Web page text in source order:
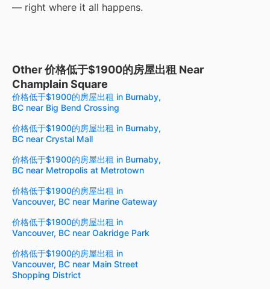
— right where it all happens.
Other 价格低于$1900的房屋出租 Near
Champlain Square
价格低于$1900的房屋出租 in Burnaby,
BC near Big Bend Crossing
价格低于$1900的房屋出租 in Burnaby,
BC near Crystal Mall
价格低于$1900的房屋出租 in Burnaby,
BC near Metropolis at Metrotown
价格低于$1900的房屋出租 in
Vancouver, BC near Marine Gateway
价格低于$1900的房屋出租 in
Vancouver, BC near Oakridge Park
价格低于$1900的房屋出租 in
Vancouver, BC near Main Street
Shopping District